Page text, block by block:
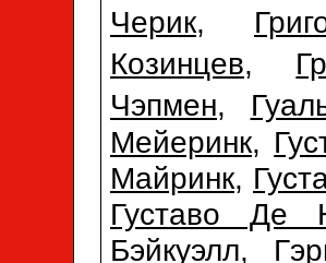
Черик,
Козинцев,
Чэпмен,
Мейеринк,
Майринк,
Густаво Де
Бэйкуэлл,